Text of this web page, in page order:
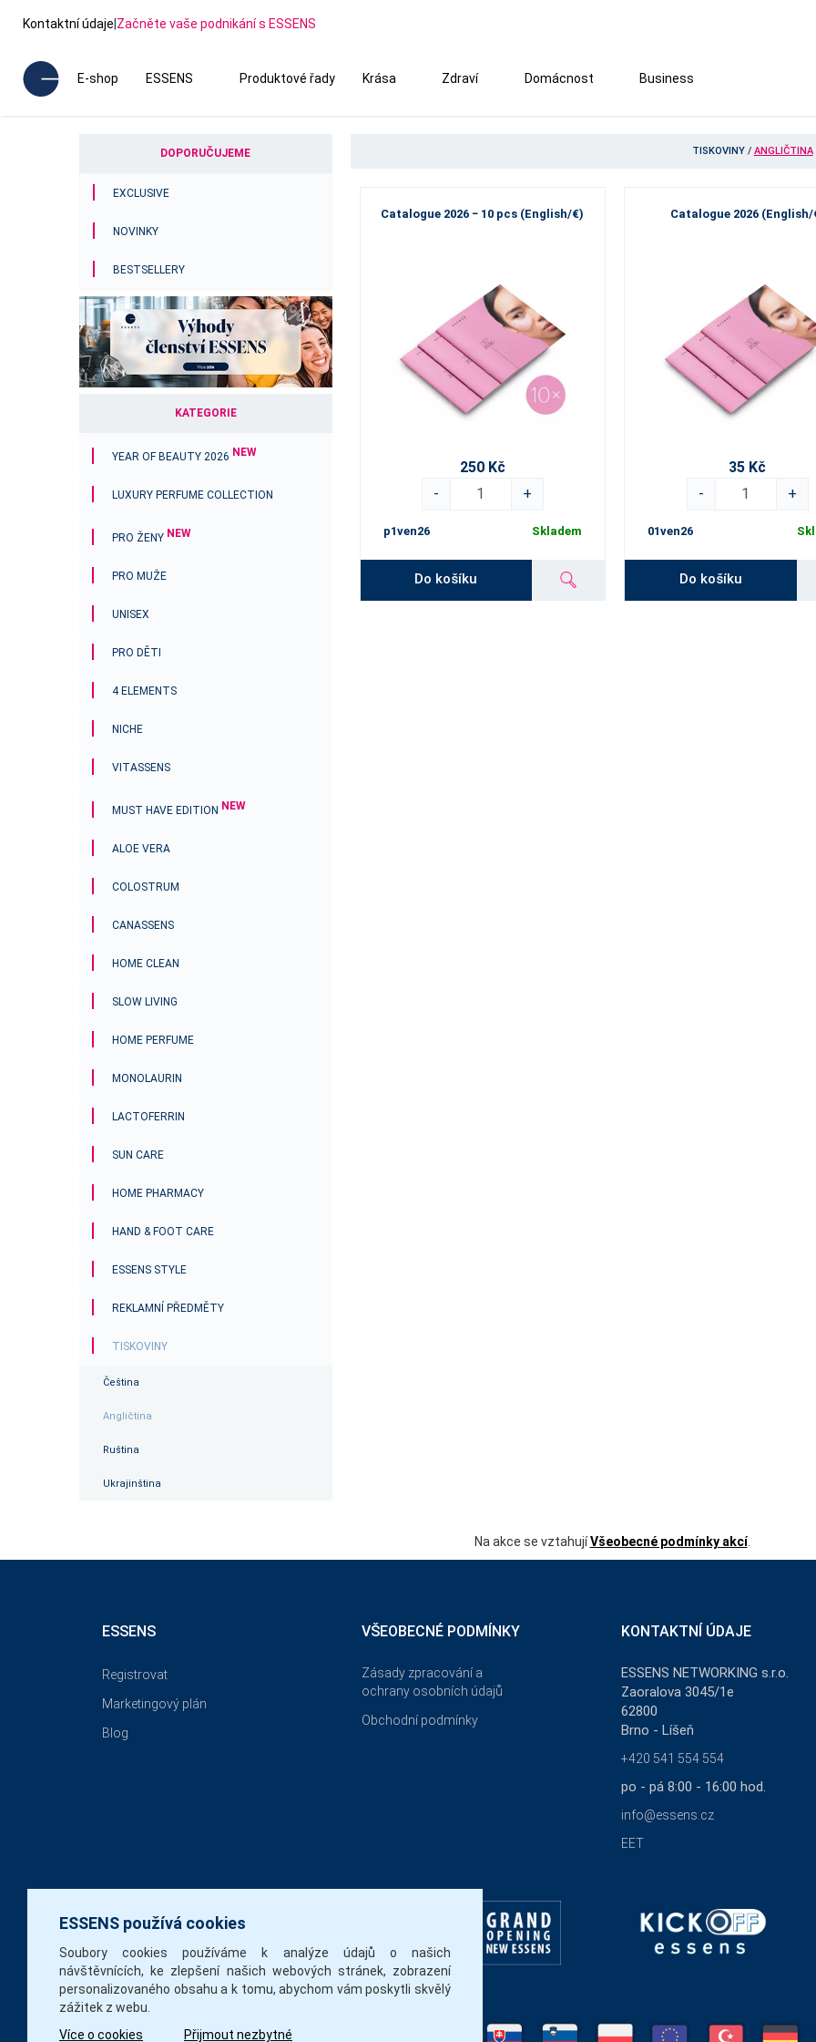
Kontaktní údaje|Začněte vaše podnikání s ESSENS
E-shop ESSENS Produktové řady Krása Zdraví Domácnost Business
DOPORUČUJEME
EXCLUSIVE
NOVINKY
BESTSELLERY
KATEGORIE
YEAR OF BEAUTY 2026 NEW
LUXURY PERFUME COLLECTION
PRO ŽENY NEW
PRO MUŽE
UNISEX
PRO DĚTI
4 ELEMENTS
NICHE
VITASSENS
MUST HAVE EDITION NEW
ALOE VERA
COLOSTRUM
CANASSENS
HOME CLEAN
SLOW LIVING
HOME PERFUME
MONOLAURIN
LACTOFERRIN
SUN CARE
HOME PHARMACY
HAND & FOOT CARE
ESSENS STYLE
REKLAMNÍ PŘEDMĚTY
TISKOVINY
Čeština
Angličtina
Ruština
Ukrajinština
TISKOVINY/ ANGLIČTINA
Catalogue 2026 − 10 pcs (English/€)
250 Kč
-
+
p1ven26 Skladem
Do košíku
Catalogue 2026 (English/
35 Kč
-
+
01ven26
Do košíku
Na akce se vztahujíVšeobecné podmínky akcí.
ESSENS používá cookies
Soubory cookies používáme k analýze údajů o našich
návštěvnících, ke zlepšení našich webových stránek, zobrazení
personalizovaného obsahu a k tomu, abychom vám poskytli skvělý
zážitek z webu.
Více o cookies
Přijmout nezbytné
ESSENS
Registrovat
Marketingový plán
Blog
VŠEOBECNÉ PODMÍNKY
Zásady zpracování a
ochrany osobních údajů
Obchodní podmínky
KONTAKTNÍ ÚDAJE
ESSENS NETWORKING s.r.o.
Zaoralova 3045/1e
62800
Brno - Líšeň
+420 541 554 554
po - pá 8:00 - 16:00 hod.
info@essens.cz
EET